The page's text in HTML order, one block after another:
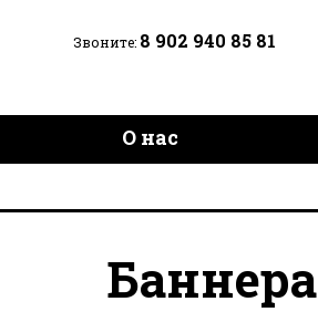
Звоните: 8 902 940 85 81
О нас
Баннера